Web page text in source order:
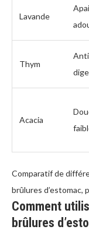
Lavande
Thym
Acacia
Comparatif de
brûlures d’estomac,
Comment
brûlures